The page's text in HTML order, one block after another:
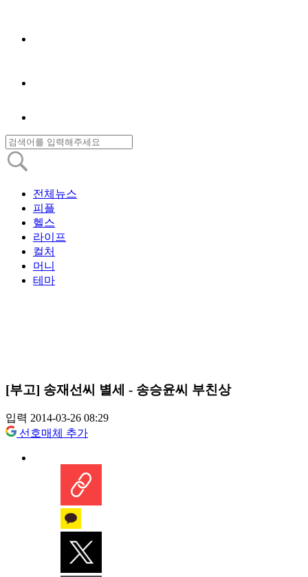
전체뉴스
피플
헬스
라이프
컬처
머니
테마
[부고] 송재선씨 별세 - 송승윤씨 부친상
입력 2014-03-26 08:29
선호매체 추가